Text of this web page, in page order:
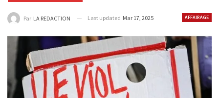
AFFAIRAGE
Par LA REDACTION Last updated Mar 17, 2025